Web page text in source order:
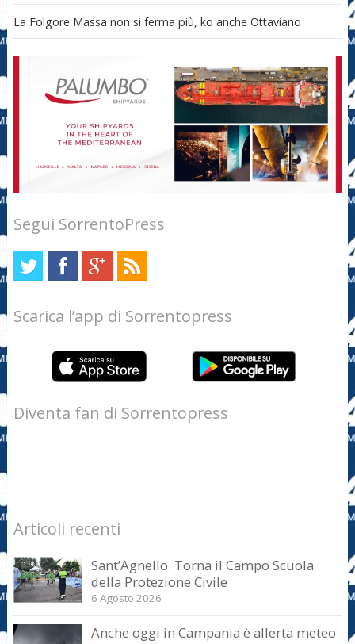
La Folgore Massa non si ferma più, ko anche Ottaviano
Segui SorrentoPress
Scarica l’app di Sorrentopress
Diventa fan di Sorrentopress
Articoli recenti
Sant’Agnello. Torna il Campo Scuola
della Protezione Civile
6 Agosto 2026
Anche oggi in Campania è allerta meteo